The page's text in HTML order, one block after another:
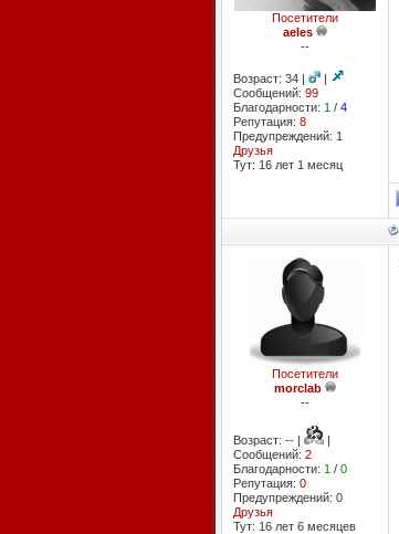
Посетители
aeles
--
Возраст: 34 |
|
Сообщений: 99
Благодарности: 1 / 4
Репутация: 8
Предупреждений: 1
Друзья
Тут: 16 лет 1 месяц
Посетители
morclab
--
Возраст: -- |
|
Сообщений: 2
Благодарности: 1 / 0
Репутация: 0
Предупреждений: 0
Друзья
Тут: 16 лет 6 месяцев